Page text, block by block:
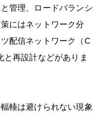
管理、ロードバランシ
にはネットワーク分
配信ネットワーク（C
と再設計などがありま
輳は避けられない現象